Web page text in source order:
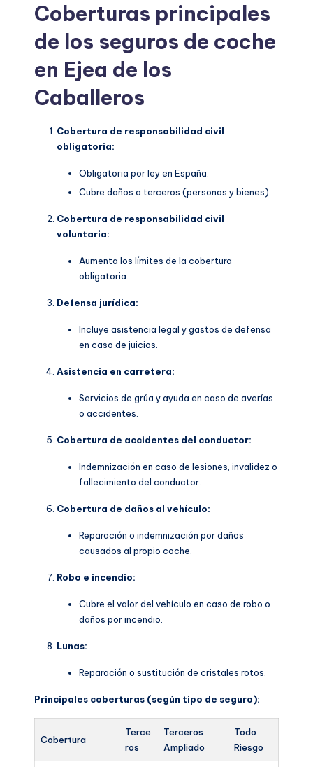
Coberturas principales
de los seguros de coche
en Ejea de los
Caballeros
Cobertura de responsabilidad civil
obligatoria:
Obligatoria por ley en España.
Cubre daños a terceros (personas y bienes).
Cobertura de responsabilidad civil
voluntaria:
Aumenta los límites de la cobertura
obligatoria.
Defensa jurídica:
Incluye asistencia legal y gastos de defensa
en caso de juicios.
Asistencia en carretera:
Servicios de grúa y ayuda en caso de averías
o accidentes.
Cobertura de accidentes del conductor:
Indemnización en caso de lesiones, invalidez o
fallecimiento del conductor.
Cobertura de daños al vehículo:
Reparación o indemnización por daños
causados al propio coche.
Robo e incendio:
Cubre el valor del vehículo en caso de robo o
daños por incendio.
Lunas:
Reparación o sustitución de cristales rotos.
Principales coberturas (según tipo de seguro):
Cobertura
Terce
ros
Terceros
Ampliado
Todo
Riesgo